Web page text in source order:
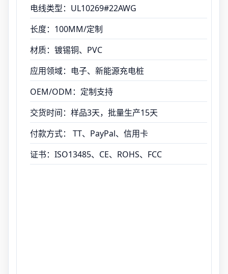
电线类型：UL10269#22AWG
长度：100MM/定制
材质：镀锡铜、PVC
应用领域：电子、新能源充电桩
OEM/ODM：定制支持
交货时间：样品3天，批量生产15天
付款方式： TT、PayPal、信用卡
证书：ISO13485、CE、ROHS、FCC